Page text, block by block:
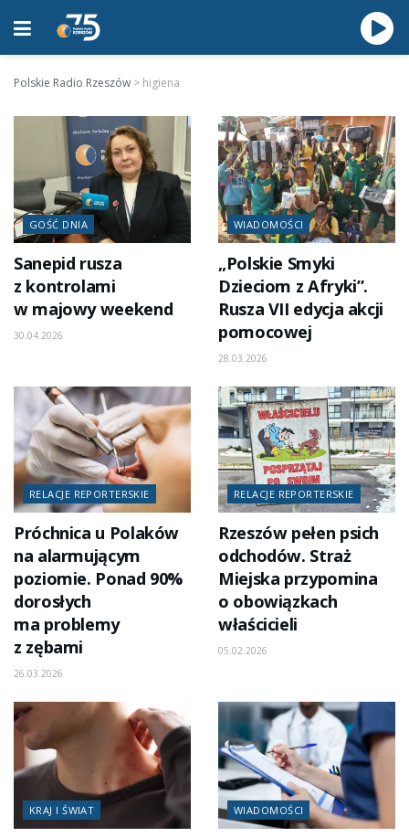
Polskie Radio Rzeszów > higiena
GOŚĆ DNIA
Sanepid rusza
z kontrolami
w majowy weekend
30.04.2026
WIADOMOŚCI
„Polskie Smyki
Dzieciom z Afryki”.
Rusza VII edycja akcji
pomocowej
28.03.2026
RELACJE REPORTERSKIE
Próchnica u Polaków
na alarmującym
poziomie. Ponad 90%
dorosłych
ma problemy
z zębami
26.03.2026
RELACJE REPORTERSKIE
Rzeszów pełen psich
odchodów. Straż
Miejska przypomina
o obowiązkach
właścicieli
05.02.2026
KRAJ I ŚWIAT WIADOMOŚCI